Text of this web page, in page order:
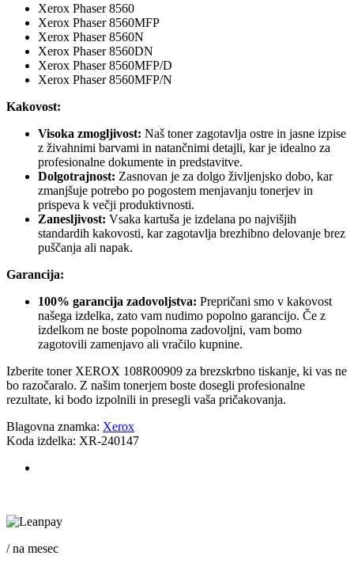
Xerox Phaser 8560
Xerox Phaser 8560MFP
Xerox Phaser 8560N
Xerox Phaser 8560DN
Xerox Phaser 8560MFP/D
Xerox Phaser 8560MFP/N
Kakovost:
Visoka zmogljivost: Naš toner zagotavlja ostre in jasne izpise
z živahnimi barvami in natančnimi detajli, kar je idealno za
profesionalne dokumente in predstavitve.
Dolgotrajnost: Zasnovan je za dolgo življenjsko dobo, kar
zmanjšuje potrebo po pogostem menjavanju tonerjev in
prispeva k večji produktivnosti.
Zanesljivost: Vsaka kartuša je izdelana po najvišjih
standardih kakovosti, kar zagotavlja brezhibno delovanje brez
puščanja ali napak.
Garancija:
100% garancija zadovoljstva: Prepričani smo v kakovost
našega izdelka, zato vam nudimo popolno garancijo. Če z
izdelkom ne boste popolnoma zadovoljni, vam bomo
zagotovili zamenjavo ali vračilo kupnine.
Izberite toner XEROX 108R00909 za brezskrbno tiskanje, ki vas ne
bo razočaralo. Z našim tonerjem boste dosegli profesionalne
rezultate, ki bodo izpolnili in presegli vaša pričakovanja.
Blagovna znamka: Xerox
Koda izdelka: XR-240147
/ na mesec